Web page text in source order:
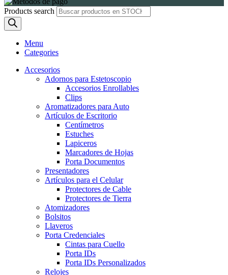
Products search
Menu
Categories
Accesorios
Adornos para Estetoscopio
Accesorios Enrollables
Clips
Aromatizadores para Auto
Artículos de Escritorio
Centímetros
Estuches
Lapiceros
Marcadores de Hojas
Porta Documentos
Presentadores
Artículos para el Celular
Protectores de Cable
Protectores de Tierra
Atomizadores
Bolsitos
Llaveros
Porta Credenciales
Cintas para Cuello
Porta IDs
Porta IDs Personalizados
Relojes